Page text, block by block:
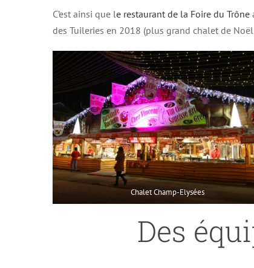
C’est ainsi que le restaurant de la Foire du Trône
des Tuileries en 2018 (plus grand chalet de
Chalet Champ-Elysées
Des